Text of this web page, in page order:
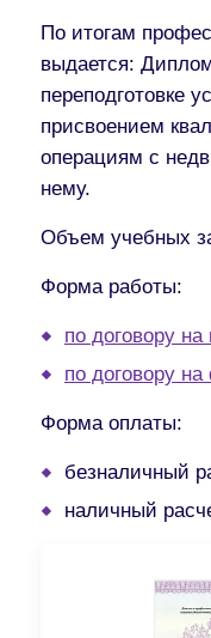
По итогам
выдается:
переподготовке
присвоением
операциям с
нему.
Объем учебных
Форма работы:
по договору
по договору
Форма оплаты:
безналичный
наличный